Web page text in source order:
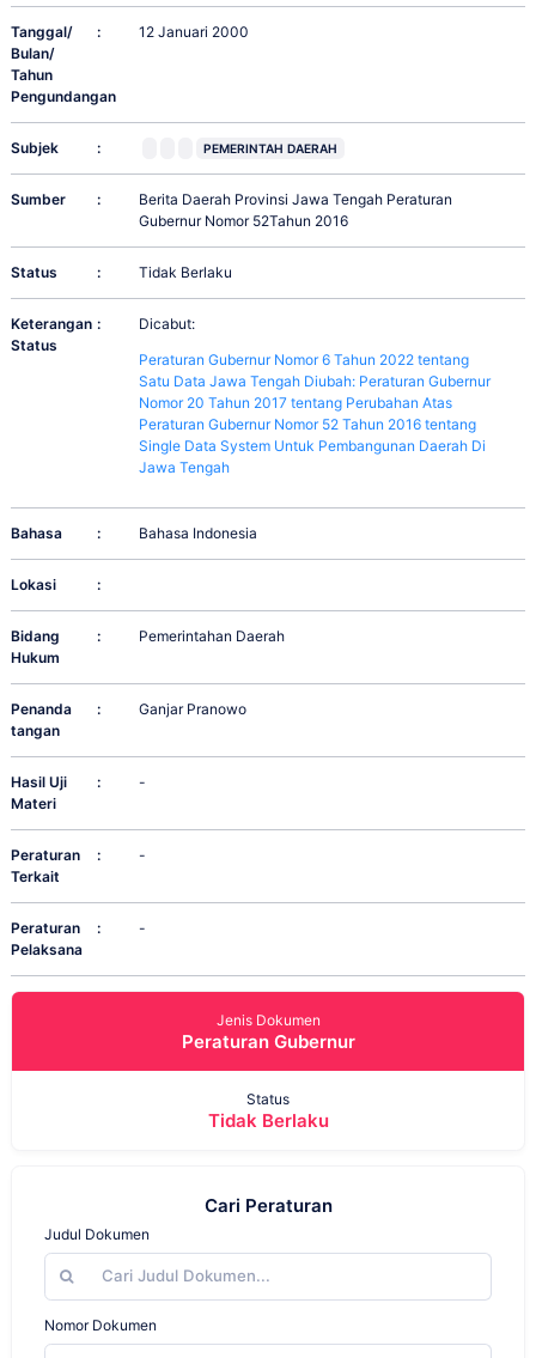
Tanggal/
Bulan/
Tahun
Pengundangan
: 12 Januari 2000
Subjek : PEMERINTAH DAERAH
Sumber :
Berita Daerah Provinsi Jawa Tengah Peraturan
Gubernur Nomor 52Tahun 2016
Status : Tidak Berlaku
Keterangan
Status
:
Dicabut:
Peraturan Gubernur Nomor 6 Tahun 2022 tentang
Satu Data Jawa Tengah Diubah: Peraturan Gubernur
Nomor 20 Tahun 2017 tentang Perubahan Atas
Peraturan Gubernur Nomor 52 Tahun 2016 tentang
Single Data System Untuk Pembangunan Daerah Di
Jawa Tengah
Bahasa : Bahasa Indonesia
Lokasi :
Bidang
Hukum
: Pemerintahan Daerah
Penanda
tangan
: Ganjar Pranowo
Hasil Uji
Materi
: -
Peraturan
Terkait
: -
Peraturan
Pelaksana
: -
Jenis Dokumen
Peraturan Gubernur
Status
Tidak Berlaku
Cari Peraturan
Judul Dokumen
Nomor Dokumen